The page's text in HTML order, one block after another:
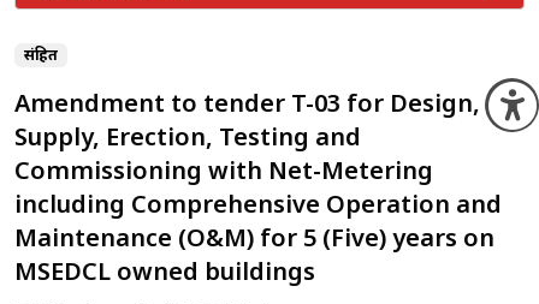
संग्रहित
Amendment to tender T-03 for Design,
Supply, Erection, Testing and
Commissioning with Net-Metering
including Comprehensive Operation and
Maintenance (O&M) for 5 (Five) years on
MSEDCL owned buildings